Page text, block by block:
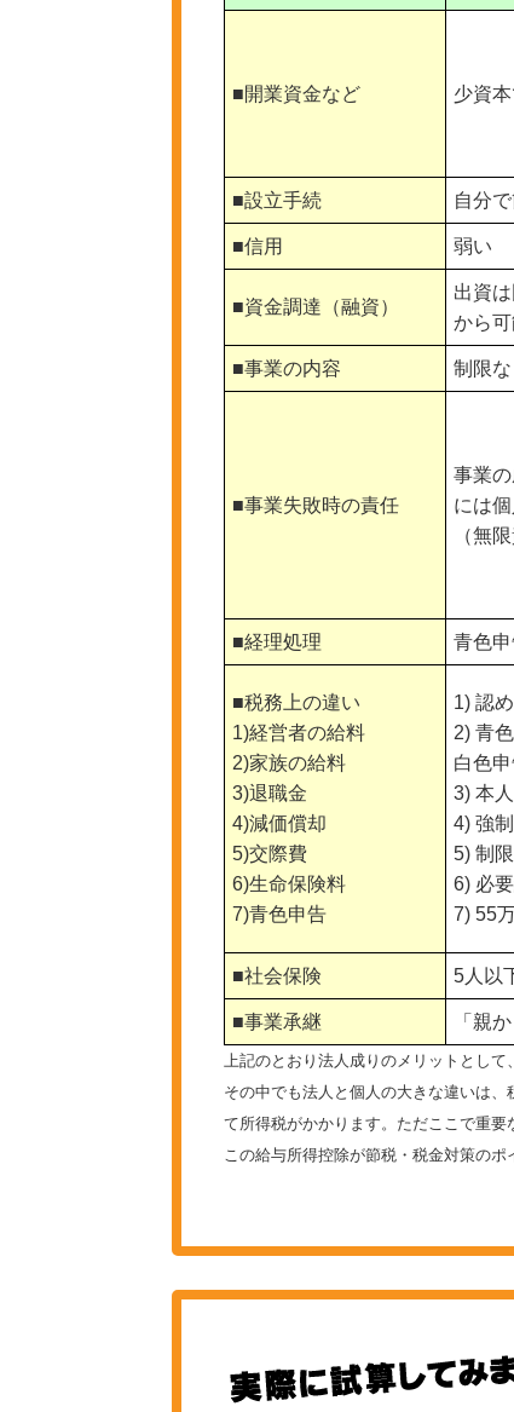
■開業資金など 少資
■設立手続 自分
■信用 弱い
■資金調達（融資）
出資
から
■事業の内容 制限な
■事業失敗時の責任
事業
には
（無
■経理処理 青色
■税務上の違い
1)経営者の給料
2)家族の給料
3)退職金
4)減価償却
5)交際費
6)生命保険料
7)青色申告
1) 認
2) 青
白色
3) 本
4) 強
5) 制
6) 必
7) 55
■社会保険 5人以
■事業承継 「親
上記のとおり法人成りのメリットとして
その中でも法人と個人の大きな違いは
て所得税がかかります。ただここで重要
この給与所得控除が節税・税金対策のポ